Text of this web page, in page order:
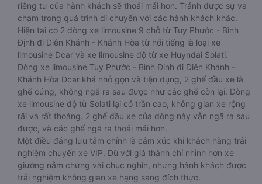
riêng tư của hành khách sẽ thoải mái hơn. Tránh được sự va
chạm trong quá trình di chuyển với các hành khách khác.
Hiện tại có 2 dòng xe limousine 9 chỗ từ Tuy Phước - Bình
Định đi Diên Khánh - Khánh Hòa từ nổi tiếng là loại xe
limousine Dcar và xe limousine độ từ xe Huyndai Solati.
Dòng xe limousine Tuy Phước - Bình Định đi Diên Khánh -
Khánh Hòa Dcar khá nhỏ gọn và tiện dụng, 2 ghế đầu xe là
ghế cứng, không ngã ra sau được như các ghế còn lại. Dòng
xe limousine độ từ Solati lại có trần cao, không gian xe rộng
rãi và rất thoáng. 2 ghế đầu xe của dòng này vẫn ngã ra sau
được, và các ghế ngã ra thoải mái hơn.
Một điều đáng lưu tâm chính là cảm xúc khi khách hàng trải
nghiệm chuyến xe VIP. Dù với giá thành chỉ nhỉnh hơn xe
giường nằm chừng vài chục nghìn, nhưng hành khách được
trải nghiệm không gian xe hạng sang đích thực.